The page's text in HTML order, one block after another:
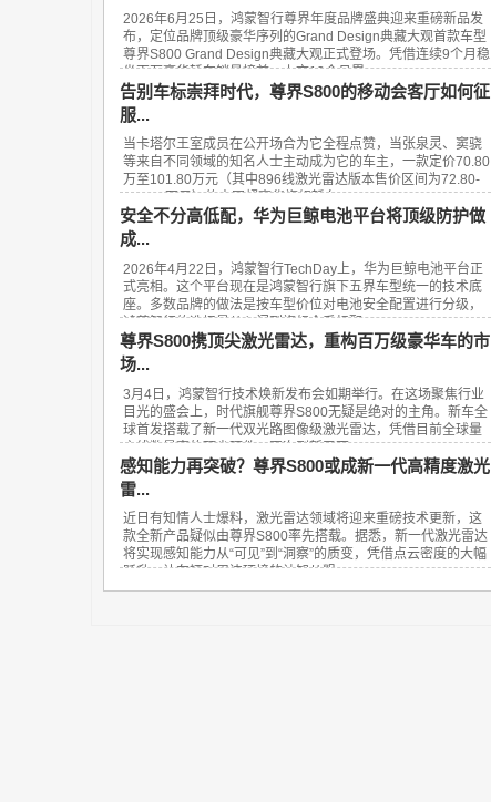
2026年6月25日，鸿蒙智行尊界年度品牌盛典迎来重磅新品发
布，定位品牌顶级豪华序列的Grand Design典藏大观首款车型
尊界S800 Grand Design典藏大观正式登场。凭借连续9个月稳
坐百万豪华轿车销量榜首、上市13个月累...
告别车标崇拜时代，尊界S800的移动会客厅如何征
服...
当卡塔尔王室成员在公开场合为它全程点赞，当张泉灵、窦骁
等来自不同领域的知名人士主动成为它的车主，一款定价70.80
万至101.80万元（其中896线激光雷达版本售价区间为72.80-
101.80万元）的中国超豪华旗舰轿车——...
安全不分高低配，华为巨鲸电池平台将顶级防护做
成...
2026年4月22日，鸿蒙智行TechDay上，华为巨鲸电池平台正
式亮相。这个平台现在是鸿蒙智行旗下五界车型统一的技术底
座。多数品牌的做法是按车型价位对电池安全配置进行分级，
鸿蒙智行的选择是从入门到旗舰全系标配...
尊界S800携顶尖激光雷达，重构百万级豪华车的市
场...
3月4日，鸿蒙智行技术焕新发布会如期举行。在这场聚焦行业
目光的盛会上，时代旗舰尊界S800无疑是绝对的主角。新车全
球首发搭载了新一代双光路图像级激光雷达，凭借目前全球量
产线数最高的顶尖硬件，再次刷新了百...
感知能力再突破？尊界S800或成新一代高精度激光
雷...
近日有知情人士爆料，激光雷达领域将迎来重磅技术更新，这
款全新产品疑似由尊界S800率先搭载。据悉，新一代激光雷达
将实现感知能力从“可见”到“洞察”的质变，凭借点云密度的大幅
跃升，让车辆对周边环境的认知从粗...